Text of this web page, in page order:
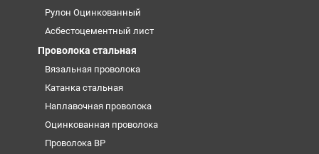
Рулон Оцинкованный
Асбестоцементный лист
Проволока стальная
Вязальная проволока
Катанка стальная
Наплавочная проволока
Оцинкованная проволока
Проволока ВР